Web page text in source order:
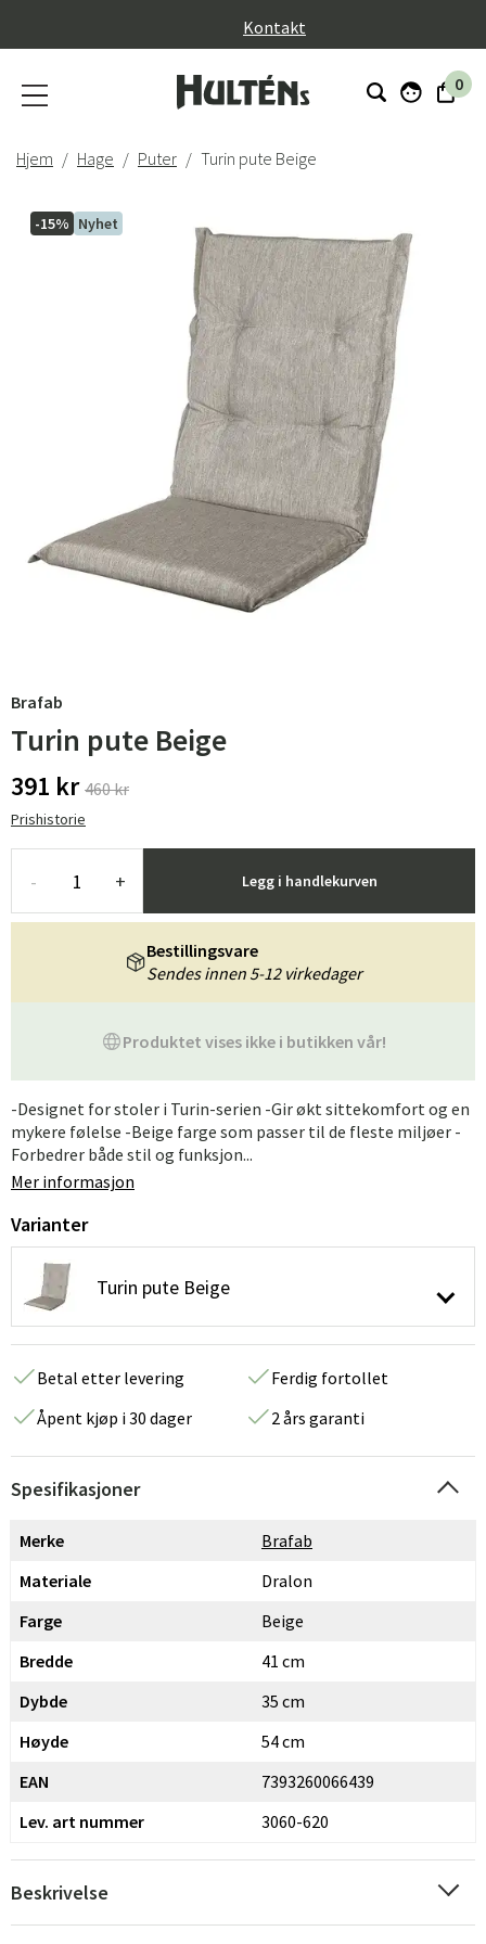
Kontakt
0
Hjem Hage Puter Turin pute Beige
-15% Nyhet
Brafab
Turin pute Beige
391 kr 460 kr
Prishistorie
- + Legg i handlekurven
Produktet vises ikke i butikken vår!
Bestillingsvare
Sendes innen 5-12 virkedager
-Designet for stoler i Turin-serien -Gir økt sittekomfort og en
mykere følelse -Beige farge som passer til de fleste miljøer -
Forbedrer både stil og funksjon...
Mer informasjon
Varianter
Turin pute Beige
Betal etter levering
Ferdig fortollet
Åpent kjøp i 30 dager
2 års garanti
Spesifikasjoner
Merke
Brafab
Materiale
Dralon
Farge
Beige
Bredde
41 cm
Dybde
35 cm
Høyde
54 cm
EAN
7393260066439
Lev. art nummer
3060-620
Beskrivelse